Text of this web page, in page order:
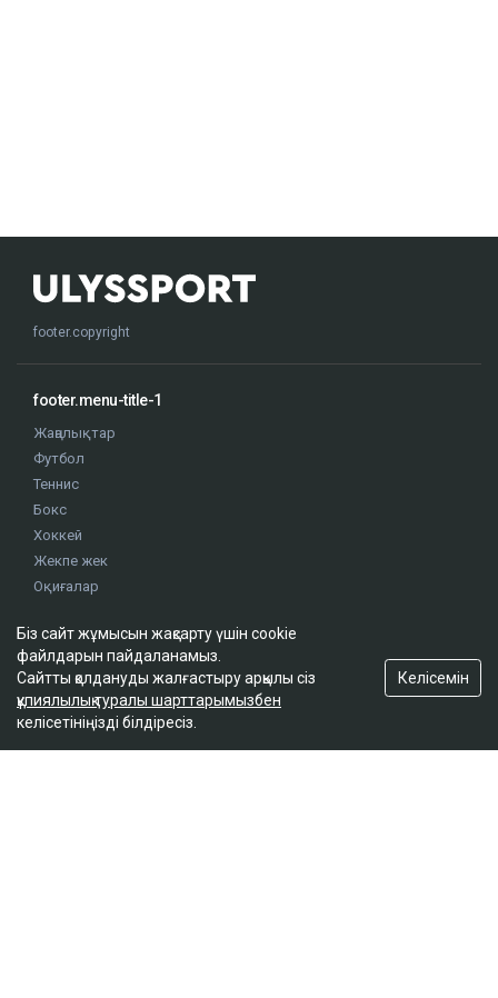
footer.copyright
footer.menu-title-1
Жаңалықтар
Футбол
Теннис
Бокс
Хоккей
Жекпе жек
Оқиғалар
footer.menu-title-2
О проекте
Правила сайта
Біз сайт жұмысын жақсарту үшін cookie
файлдарын пайдаланамыз.
Сайтты қолдануды жалғастыру арқылы сіз
құпиялылық туралы шарттарымызбен
келісетініңізді білдіресіз.
Келісемін